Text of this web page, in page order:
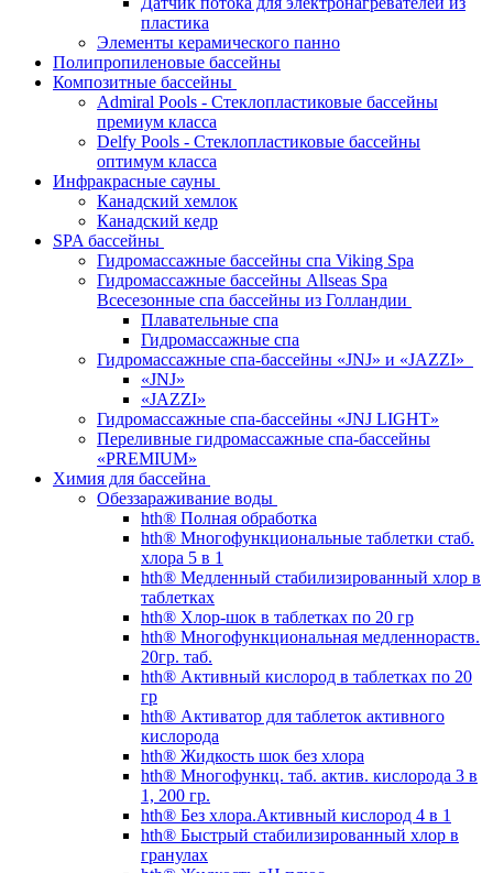
пластика
Элементы керамического панно
Полипропиленовые бассейны
Композитные бассейны
Admiral Pools - Стеклопластиковые бассейны
премиум класса
Delfy Pools - Стеклопластиковые бассейны
оптимум класса
Инфракрасные сауны
Канадский хемлок
Канадский кедр
SPA бассейны
Гидромассажные бассейны спа Viking Spa
Гидромассажные бассейны Allseas Spa
Всесезонные спа бассейны из Голландии
Плавательные спа
Гидромассажные спа
Гидромассажные спа-бассейны «JNJ» и «JAZZI»
«JNJ»
«JAZZI»
Гидромассажные спа-бассейны «JNJ LIGHT»
Переливные гидромассажные спа-бассейны
«PREMIUM»
Химия для бассейна
Обеззараживание воды
hth® Полная обработка
hth® Многофункциональные таблетки стаб.
хлора 5 в 1
hth® Медленный стабилизированный хлор в
таблетках
hth® Хлор-шок в таблетках по 20 гр
hth® Многофункциональная медленнораств.
20гр. таб.
hth® Активный кислород в таблетках по 20
гр
hth® Активатор для таблеток активного
кислорода
hth® Жидкость шок без хлора
hth® Многофункц. таб. актив. кислорода 3 в
1, 200 гр.
hth® Без хлора.Активный кислород 4 в 1
hth® Быстрый стабилизированный хлор в
гранулах